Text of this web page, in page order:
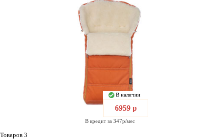
В наличии
6959 р
В кредит за 347р/мес
Товаров 3